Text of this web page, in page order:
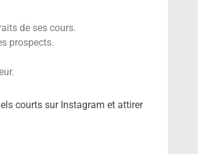
de ses cours.
prospects.
courts sur Instagram et attirer